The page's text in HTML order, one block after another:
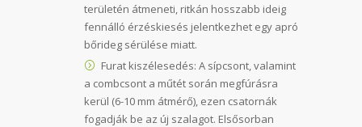
területén átmeneti, ritkán hosszabb ideig
fennálló érzéskiesés jelentkezhet egy apró
bőrideg sérülése miatt.
Furat kiszélesedés: A sípcsont, valamint
a combcsont a műtét során megfúrásra
kerül (6-10 mm átmérő), ezen csatornák
fogadják be az új szalagot. Elsősorban